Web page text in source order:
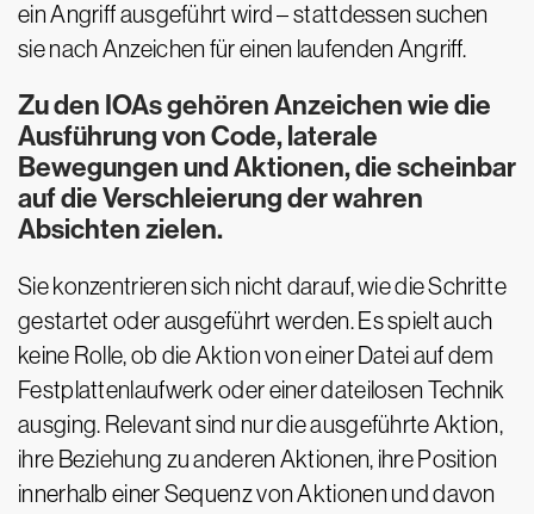
ein Angriff ausgeführt wird – stattdessen suchen
sie nach Anzeichen für einen laufenden Angriff.
Zu den IOAs gehören Anzeichen wie die
Ausführung von Code, laterale
Bewegungen und Aktionen, die scheinbar
auf die Verschleierung der wahren
Absichten zielen.
Sie konzentrieren sich nicht darauf, wie die Schritte
gestartet oder ausgeführt werden. Es spielt auch
keine Rolle, ob die Aktion von einer Datei auf dem
Festplattenlaufwerk oder einer dateilosen Technik
ausging. Relevant sind nur die ausgeführte Aktion,
ihre Beziehung zu anderen Aktionen, ihre Position
innerhalb einer Sequenz von Aktionen und davon